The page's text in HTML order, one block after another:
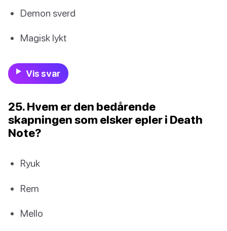
Demon sverd
Magisk lykt
Vis svar
25. Hvem er den bedårende
skapningen som elsker epler i Death
Note?
Ryuk
Rem
Mello